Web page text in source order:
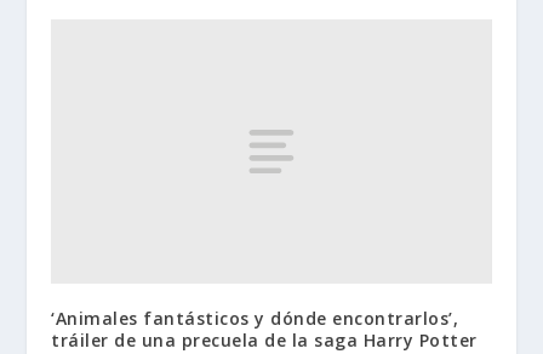
‘Animales fantásticos y dónde encontrarlos’,
tráiler de una precuela de la saga Harry Potter